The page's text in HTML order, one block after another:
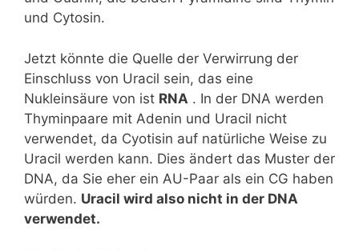
und Cytosin.
Jetzt könnte die Quelle der Verwirrung der
Einschluss von Uracil sein, das eine
Nukleinsäure von ist RNA . In der DNA werden
Thyminpaare mit Adenin und Uracil nicht
verwendet, da Cyotisin auf natürliche Weise zu
Uracil werden kann. Dies ändert das Muster der
DNA, da Sie eher ein AU-Paar als ein CG haben
würden. Uracil wird also nicht in der DNA
verwendet.